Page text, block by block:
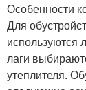
Особенности
Для
используются
лаги
утеплителя.